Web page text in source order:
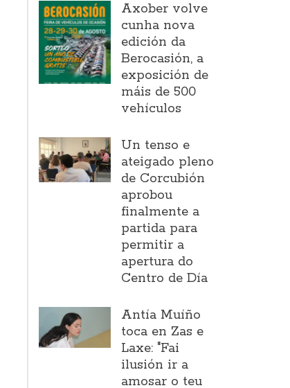
Axober volve
cunha nova
edición da
Berocasión, a
exposición de
máis de 500
vehículos
Un tenso e
ateigado pleno
de Corcubión
aprobou
finalmente a
partida para
permitir a
apertura do
Centro de Día
Antía Muíño
toca en Zas e
Laxe: "Fai
ilusión ir a
amosar o teu